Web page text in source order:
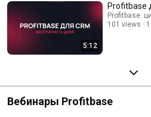
5:12
Profitbase
Profitbase:
101 views
Вебинары Profitbase